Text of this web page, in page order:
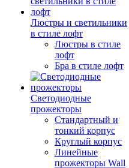
Люстры и светильники
в стиле лофт
Люстры в стиле
лофт
Бра в стиле лофт
Светодиодные
прожекторы
Стандартный и
тонкий корпус
Круглый корпус
Линейные
прожекторы Wall